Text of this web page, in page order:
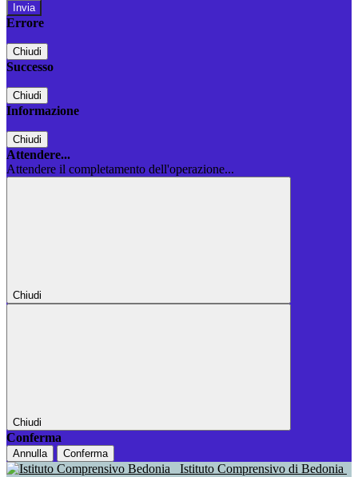
Errore
Chiudi
Successo
Chiudi
Informazione
Chiudi
Attendere...
Attendere il completamento dell'operazione...
Chiudi
Chiudi
Conferma
Annulla Conferma
Istituto Comprensivo di Bedonia